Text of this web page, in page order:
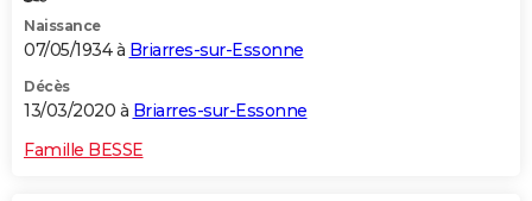
Naissance
07/05/1934 à Briarres-sur-Essonne
Décès
13/03/2020 à Briarres-sur-Essonne
Famille BESSE